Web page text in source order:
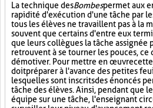
La technique desBombespermet aux
rapidité d'exécution d'une tâche par
tous les élèves ne travaillent pas à la
souvent que certains d'entre eux
que leurs collègues la tâche assignée
retrouvent à se tourner les pouces, ce
démotiver. Pour mettre en œuvre
doit préparer à l'avance des petites
lesquelles sont inscrits des énoncés
tâche des élèves. Ainsi, pendant que
équipe sur une tâche, l'enseignant